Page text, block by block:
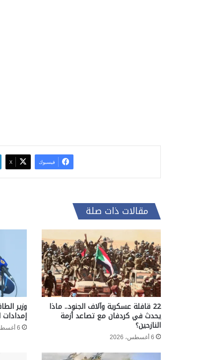
فيسبوك ‫X
مقالات ذات صلة
22 قافلة عسكرية وآلاف الجنود.. ماذا
يحدث في كردفان مع تصاعد أزمة
النازحين؟
6 أغسطس، 2026
وزير
إمدادات
6 أغسطس، 2026